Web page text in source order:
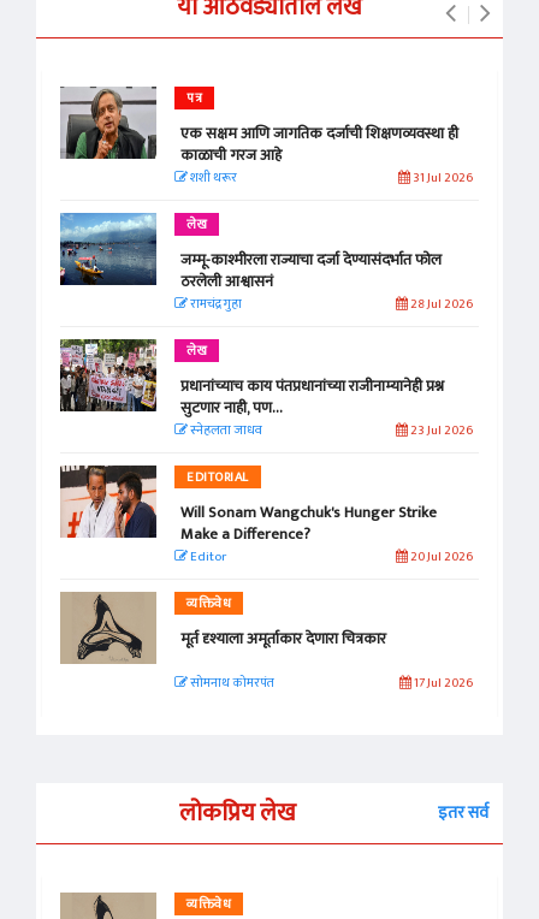
पत्र
एक सक्षम आणि जागतिक दर्जाची शिक्षणव्यवस्था ही
काळाची गरज आहे
शशी थरूर 31 Jul 2026
लेख
जम्मू-काश्मीरला राज्याचा दर्जा देण्यासंदर्भात फोल
ठरलेली आश्वासनं
रामचंद्र गुहा 28 Jul 2026
लेख
प्रधानांच्याच काय पंतप्रधानांच्या राजीनाम्यानेही प्रश्न
सुटणार नाही, पण...
स्नेहलता जाधव 23 Jul 2026
EDITORIAL
Will Sonam Wangchuk's Hunger Strike
Make a Difference?
Editor 20 Jul 2026
व्यक्तिवेध
मूर्त दृश्याला अमूर्ताकार देणारा चित्रकार
सोमनाथ कोमरपंत 17 Jul 2026
लोकप्रिय लेख इतर सर्व
व्यक्तिवेध